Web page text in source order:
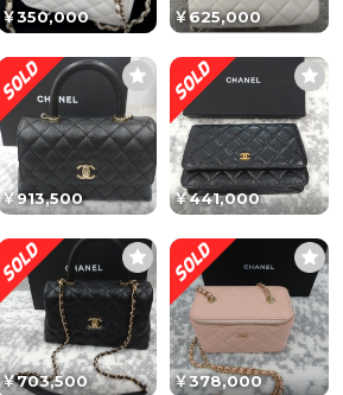
￥350,000 ￥625,000
￥913,500 ￥441,000
￥703,500 ￥378,000